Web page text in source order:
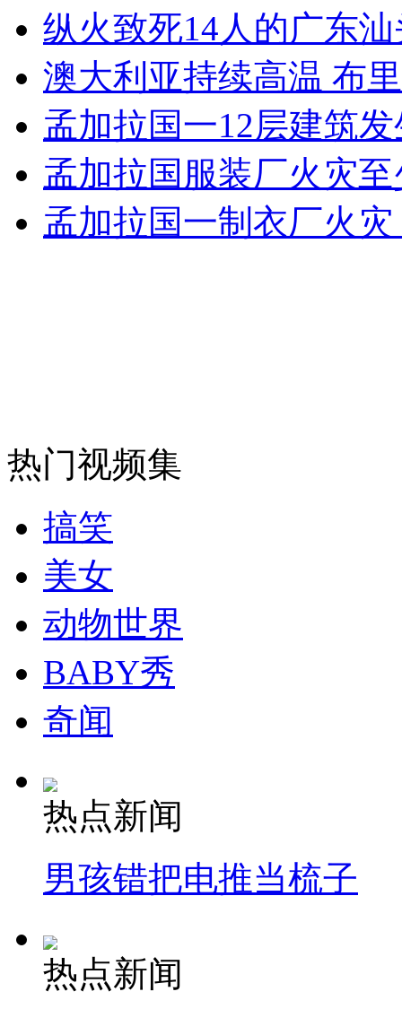
纵火致死14人的广东
澳大利亚持续高温 布
孟加拉国一12层建筑
孟加拉国服装厂火灾
孟加拉国一制衣厂火
热门视频集
搞笑
美女
动物世界
BABY秀
奇闻
热点新闻
男孩错把电推当梳子
热点新闻